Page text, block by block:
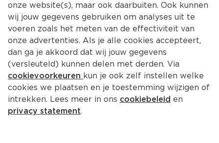
onze website(s), maar ook daarbuiten. Ook kunnen
wij jouw gegevens gebruiken om analyses uit te
voeren zoals het meten van de effectiviteit van
onze advertenties. Als je alle cookies accepteert,
dan ga je akkoord dat wij jouw gegevens
(versleuteld) kunnen delen met derden. Via
cookievoorkeuren kun je ook zelf instellen welke
cookies we plaatsen en je toestemming wijzigen of
intrekken. Lees meer in ons cookiebeleid en
privacy statement.